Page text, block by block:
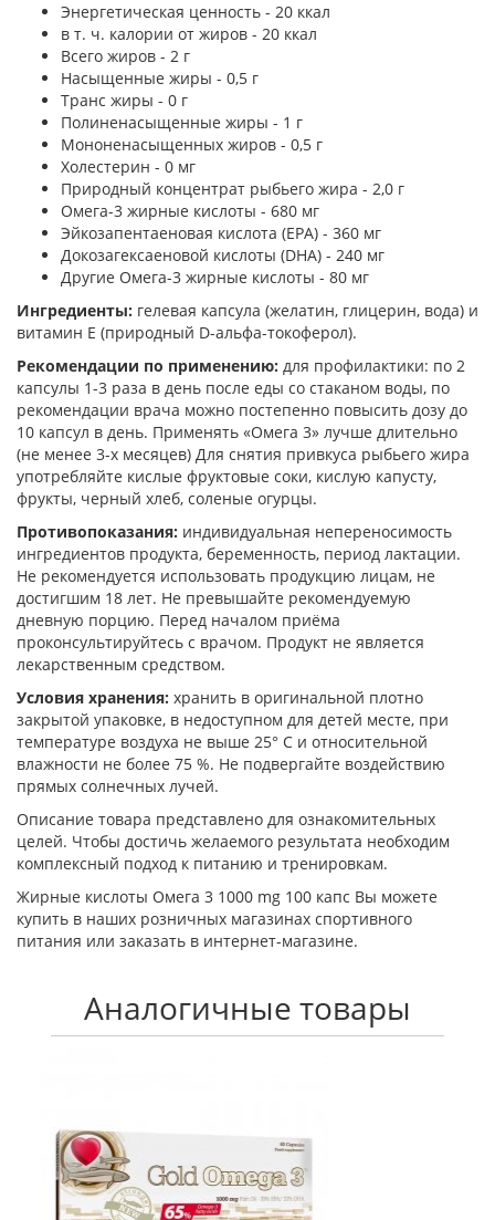
Энергетическая ценность - 20 ккал
в т. ч. калории от жиров - 20 ккал
Всего жиров - 2 г
Насыщенные жиры - 0,5 г
Транс жиры - 0 г
Полиненасыщенные жиры - 1 г
Мононенасыщенных жиров - 0,5 г
Холестерин - 0 мг
Природный концентрат рыбьего жира - 2,0 г
Омега-3 жирные кислоты - 680 мг
Эйкозапентаеновая кислота (EPA) - 360 мг
Докозагексаеновой кислоты (DHA) - 240 мг
Другие Омега-3 жирные кислоты - 80 мг
Ингредиенты: гелевая капсула (желатин, глицерин, вода) и
витамин Е (природный D-альфа-токоферол).
Рекомендации по применению: для профилактики: по 2
капсулы 1-3 раза в день после еды со стаканом воды, по
рекомендации врача можно постепенно повысить дозу до
10 капсул в день. Применять «Омега 3» лучше длительно
(не менее 3-х месяцев) Для снятия привкуса рыбьего жира
употребляйте кислые фруктовые соки, кислую капусту,
фрукты, черный хлеб, соленые огурцы.
Противопоказания: индивидуальная непереносимость
ингредиентов продукта, беременность, период лактации.
Не рекомендуется использовать продукцию лицам, не
достигшим 18 лет. Не превышайте рекомендуемую
дневную порцию. Перед началом приёма
проконсультируйтесь с врачом. Продукт не является
лекарственным средством.
Условия хранения: хранить в оригинальной плотно
закрытой упаковке, в недоступном для детей месте, при
температуре воздуха не выше 25° С и относительной
влажности не более 75 %. Не подвергайте воздействию
прямых солнечных лучей.
Описание товара представлено для ознакомительных
целей. Чтобы достичь желаемого результата необходим
комплексный подход к питанию и тренировкам.
Жирные кислоты Омега 3 1000 mg 100 капс Вы можете
купить в наших розничных магазинах спортивного
питания или заказать в интернет-магазине.
Аналогичные товары